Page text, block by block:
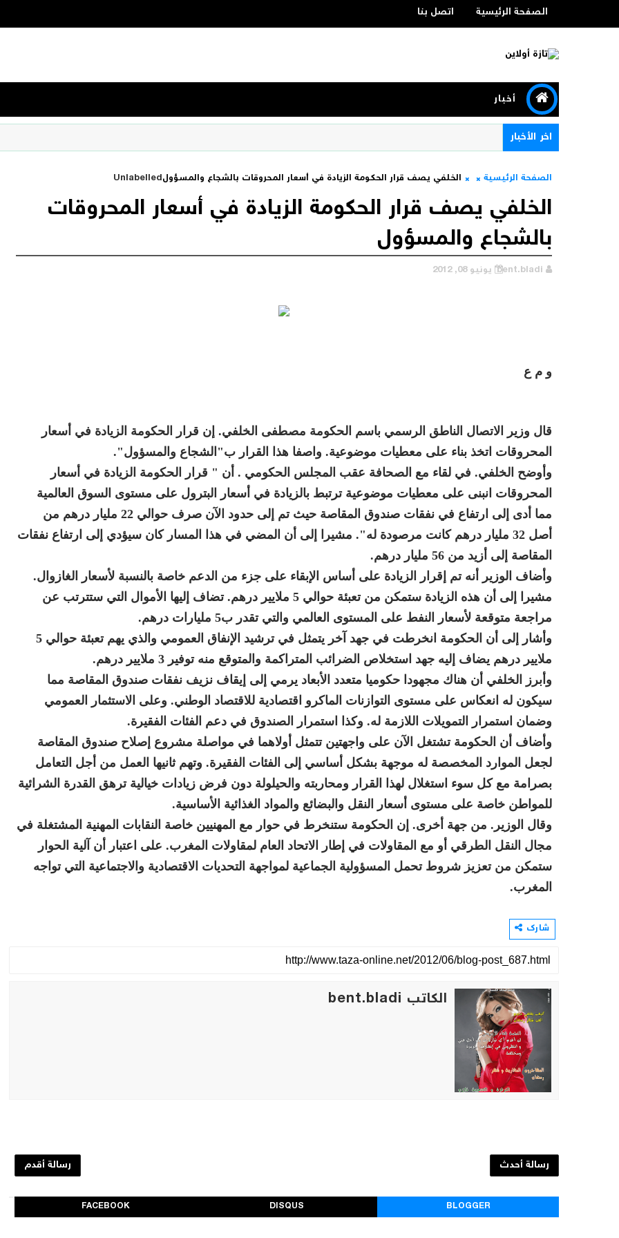
الصفحة الرئيسية اتصل بنا
أخبار
اخر الأخبار
الصفحة الرئيسية Unlabelledالخلفي يصف قرار الحكومة الزيادة في أسعار المحروقات بالشجاع والمسؤول
الخلفي يصف قرار الحكومة الزيادة في أسعار المحروقات
بالشجاع والمسؤول
bent.bladi يونيو 08, 2012
و م ع
قال وزير الاتصال الناطق الرسمي باسم الحكومة مصطفى الخلفي. إن قرار الحكومة الزيادة في أسعار
المحروقات اتخذ بناء على معطيات موضوعية. واصفا هذا القرار ب"الشجاع والمسؤول".
وأوضح الخلفي. في لقاء مع الصحافة عقب المجلس الحكومي . أن " قرار الحكومة الزيادة في أسعار
المحروقات انبنى على معطيات موضوعية ترتبط بالزيادة في أسعار البترول على مستوى السوق العالمية
مما أدى إلى ارتفاع في نفقات صندوق المقاصة حيث تم إلى حدود الآن صرف حوالي 22 مليار درهم من
أصل 32 مليار درهم كانت مرصودة له". مشيرا إلى أن المضي في هذا المسار كان سيؤدي إلى ارتفاع نفقات
المقاصة إلى أزيد من 56 مليار درهم.
وأضاف الوزير أنه تم إقرار الزيادة على أساس الإبقاء على جزء من الدعم خاصة بالنسبة لأسعار الغازوال.
مشيرا إلى أن هذه الزيادة ستمكن من تعبئة حوالي 5 ملايير درهم. تضاف إليها الأموال التي ستترتب عن
مراجعة متوقعة لأسعار النفط على المستوى العالمي والتي تقدر ب5 مليارات درهم.
وأشار إلى أن الحكومة انخرطت في جهد آخر يتمثل في ترشيد الإنفاق العمومي والذي يهم تعبئة حوالي 5
ملايير درهم يضاف إليه جهد استخلاص الضرائب المتراكمة والمتوقع منه توفير 3 ملايير درهم.
وأبرز الخلفي أن هناك مجهودا حكوميا متعدد الأبعاد يرمي إلى إيقاف نزيف نفقات صندوق المقاصة مما
سيكون له انعكاس على مستوى التوازنات الماكرو اقتصادية للاقتصاد الوطني. وعلى الاستثمار العمومي
وضمان استمرار التمويلات اللازمة له. وكذا استمرار الصندوق في دعم الفئات الفقيرة.
وأضاف أن الحكومة تشتغل الآن على واجهتين تتمثل أولاهما في مواصلة مشروع إصلاح صندوق المقاصة
لجعل الموارد المخصصة له موجهة بشكل أساسي إلى الفئات الفقيرة. وتهم ثانيها العمل من أجل التعامل
بصرامة مع كل سوء استغلال لهذا القرار ومحاربته والحيلولة دون فرض زيادات خيالية ترهق القدرة الشرائية
للمواطن خاصة على مستوى أسعار النقل والبضائع والمواد الغذائية الأساسية.
وقال الوزير. من جهة أخرى. إن الحكومة ستنخرط في حوار مع المهنيين خاصة النقابات المهنية المشتغلة في
مجال النقل الطرقي أو مع المقاولات في إطار الاتحاد العام لمقاولات المغرب. على اعتبار أن آلية الحوار
ستمكن من تعزيز شروط تحمل المسؤولية الجماعية لمواجهة التحديات الاقتصادية والاجتماعية التي تواجه
المغرب.
شارك
الكاتب bent.bladi
رسالة أحدث رسالة أقدم
BLOGGER
DISQUS
FACEBOOK